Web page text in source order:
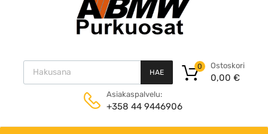
Products search
HAE
Ostoskori
0,00 €
0
Asiakaspalvelu:
+358 44 9446906